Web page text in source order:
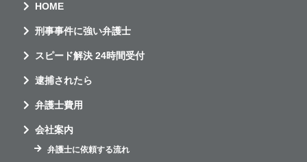
HOME
刑事事件に強い弁護士
スピード解決 24時間受付
逮捕されたら
弁護士費用
会社案内
弁護士に依頼する流れ